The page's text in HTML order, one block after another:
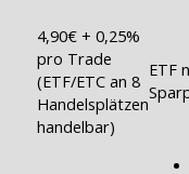
4,90€ + 0,25%
pro Trade
(ETF/ETC an 8
Handelsplätzen
handelbar)
ETF